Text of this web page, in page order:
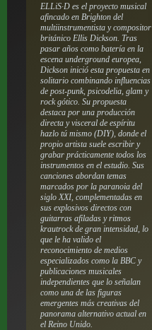
ELLiS·D es el proyecto musical
afincado en Brighton del
multiinstrumentista y compositor
británico Ellis Dickson. Tras
pasar años como batería en la
escena underground europea,
Dickson inició esta propuesta en
solitario combinando influencias
de post-punk, psicodelia, glam y
rock gótico. Su propuesta
destaca por una producción
directa y visceral de espíritu
hazlo tú mismo (DIY), donde el
propio artista suele escribir y
grabar prácticamente todos los
instrumentos en el estudio. Sus
canciones abordan temas
marcados por la paranoia del
siglo XXI, complementadas en
sus explosivos directos con
guitarras afiladas y ritmos
krautrock de gran intensidad, lo
que le ha valido el
reconocimiento de medios
especializados como la BBC y
publicaciones musicales
independientes que lo señalan
como una de las figuras
emergentes más creativas del
panorama alternativo actual en
el Reino Unido.